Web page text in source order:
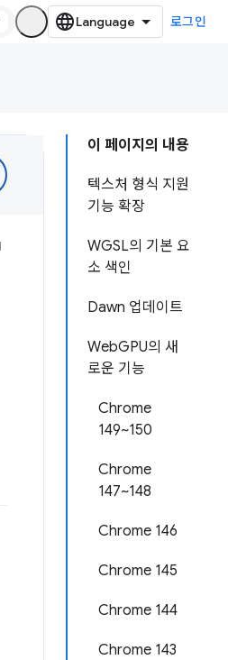
로그인
이 페이지의 내용
텍스처 형식 지원
기능 확장
WGSL의 기본 요
소 색인
Dawn 업데이트
WebGPU의 새
로운 기능
Chrome
149~150
Chrome
147~148
Chrome 146
Chrome 145
Chrome 144
Chrome 143